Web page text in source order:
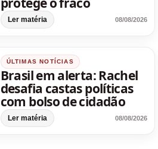
Ler matéria 08/08/2026
ÚLTIMAS NOTÍCIAS
Brasil em alerta: Rachel
desafia castas políticas
com bolso de cidadão
Ler matéria 08/08/2026